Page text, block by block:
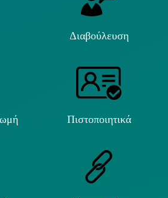
Διαβούλευση
Πιστοποιητικά